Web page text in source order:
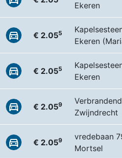
Ekeren
€ 2.055
Ekeren
€ 2.055
Ekeren
€ 2.059
Zwijndrecht
€ 2.059
vredebaan
Mortsel